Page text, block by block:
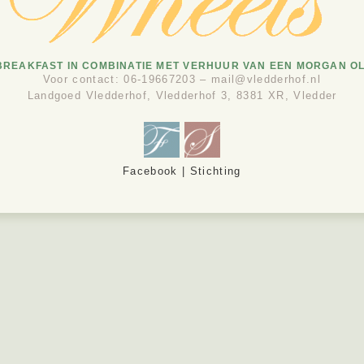
IN COMBINATIE MET VERHUUR VAN EEN MORGAN
Voor contact: 06-19667203 – mail@vledderhof.nl
Landgoed Vledderhof, Vledderhof 3, 8381 XR, Vledder
Facebook | Stichting